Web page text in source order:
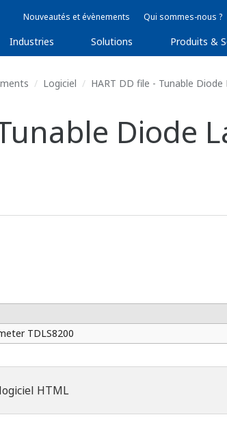
Nouveautés et évènements Qui sommes-nous ?
Industries Solutions Produits &
Logiciel HART DD file - Tunable
Diode
TDLS8200
HTML